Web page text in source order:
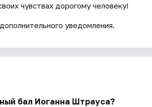
чувствах дорогому человеку!
уведомления.
бал Иоганна Штрауса?